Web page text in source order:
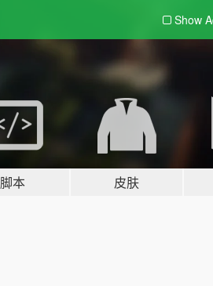
Show
脚本 皮肤